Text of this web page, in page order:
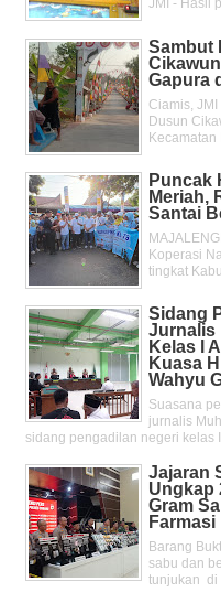
JMI - Hasil
Sambut
Gapura
Ciamis,
Dusun
Kecamatan
Puncak
Meriah,
Santai
Koperasi
tingkat
Sidang
Jurnalis
Kelas l
Kuasa
Wahyu
Suasana
jurnalis
sidang pengadilan negeri kelas
Jajaran
Ungkap
Gram
Barang
sabu dan
tunjukan di